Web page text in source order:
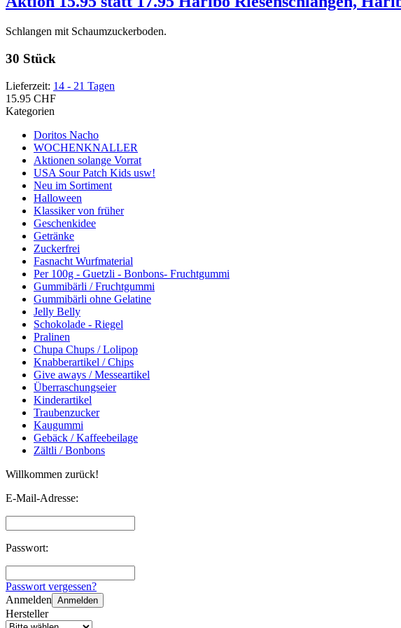
Schlangen mit Schaumzuckerboden.
30 Stück
Lieferzeit: 14 - 21 Tagen
15.95 CHF
Kategorien
Doritos Nacho
WOCHENKNALLER
Aktionen solange Vorrat
USA Sour Patch Kids usw!
Neu im Sortiment
Halloween
Klassiker von früher
Geschenkidee
Getränke
Zuckerfrei
Fasnacht Wurfmaterial
Per 100g - Guetzli - Bonbons- Fruchtgummi
Gummibärli / Fruchtgummi
Gummibärli ohne Gelatine
Jelly Belly
Schokolade - Riegel
Pralinen
Chupa Chups / Lolipop
Knabberartikel / Chips
Give aways / Messeartikel
Überraschungseier
Kinderartikel
Traubenzucker
Kaugummi
Gebäck / Kaffeebeilage
Zältli / Bonbons
Willkommen zurück!
E-Mail-Adresse:
Passwort:
Passwort vergessen?
Anmelden Anmelden
Hersteller